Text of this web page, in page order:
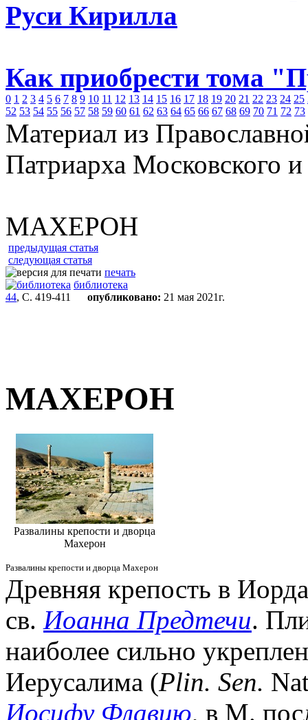
Руси Кирилла
Как приобрести тома
0 1 2 3 4 5 6 7 8 9 10 11 12 13 14 15 16 17 18 19 20 21 22 23 24 25
52 53 54 55 56 57 58 59 60 61 62 63 64 65 66 67 68 69 70 71 72 73
Материал из
Патриарха Московского
МАХЕРОН
предыдущая статья
следующая статья
печать
библиотека
44, С. 419-411 опубликовано: 21 мая 2021г.
МАХЕРОН
Развалины крепости и дворца
Махерон
Развалины крепости и дворца Махерон
Древняя крепость в
св. Иоанна Предтечи.
наиболее сильно
Иерусалима (Plin. Sen.
Иосифу Флавию, в М.